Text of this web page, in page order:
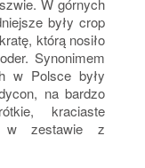
W górnych
były crop
którą nosiło
Synonimem
w Polsce były
na bardzo
kraciaste
w zestawie z